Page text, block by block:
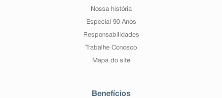
Nossa história
Especial 90 Anos
Responsabilidades
Trabalhe Conosco
Mapa do site
Benefícios